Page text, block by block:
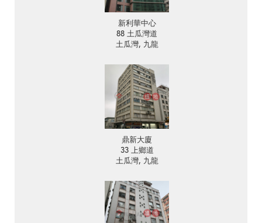
新利華中心
88 土瓜灣道
土瓜灣, 九龍
鼎新大廈
33 上鄉道
土瓜灣, 九龍